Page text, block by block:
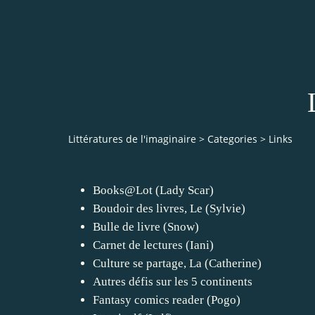
Littératures de l'imaginaire > Categories > Links
Books@Lot (Lady Scar)
Boudoir des livres, Le (Sylvie)
Bulle de livre (Snow)
Carnet de lectures (Iani)
Culture se partage, La (Catherine)
Autres défis sur les 5 continents
Fantasy comics reader (Pogo)